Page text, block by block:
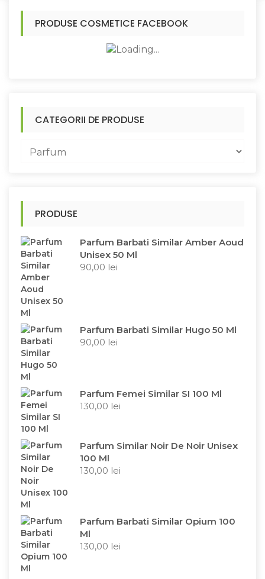
PRODUSE COSMETICE FACEBOOK
CATEGORII DE PRODUSE
PRODUSE
Parfum Barbati Similar Amber Aoud
Unisex 50 Ml
90,00 lei
Parfum Barbati Similar Hugo 50 Ml
90,00 lei
Parfum Femei Similar SI 100 Ml
130,00 lei
Parfum Similar Noir De Noir Unisex
100 Ml
130,00 lei
Parfum Barbati Similar Opium 100
Ml
130,00 lei